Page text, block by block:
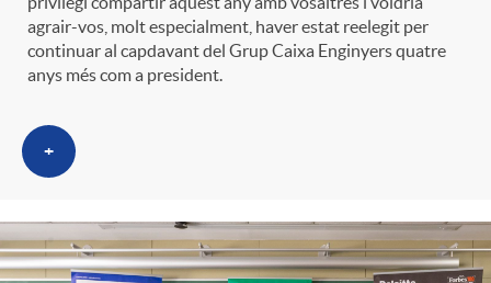
agrair-vos, molt especialment, haver estat reelegit per
continuar al capdavant del Grup Caixa Enginyers quatre
anys més com a president.
+